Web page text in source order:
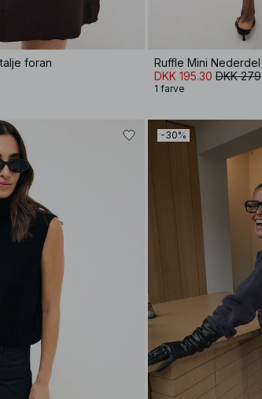
foran
Ruffle Mini Nederdel
DKK 195.30 DKK 279
1 farve
-30%